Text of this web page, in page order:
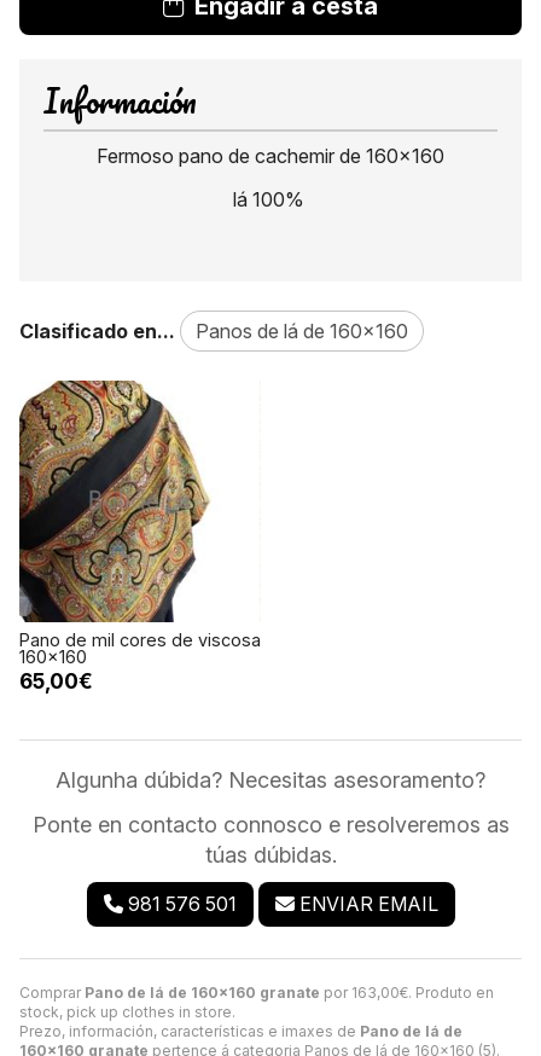
Comprar Pano de lá de 160x160 granate por 163,00€. Produto en
stock, pick up clothes in store.
Prezo, información, características e imaxes de Pano de lá de
160x160 granate pertence á categoria Panos de lá de 160x160 (5).
Información
Fermoso pano de cachemir de 160x160
lá 100%
Clasificado en... Panos de lá de 160x160
Pano de mil cores de viscosa
160x160
65,00€
Algunha dúbida? Necesitas asesoramento?
Ponte en contacto connosco e resolveremos as
túas dúbidas.
981 576 501 ENVIAR EMAIL